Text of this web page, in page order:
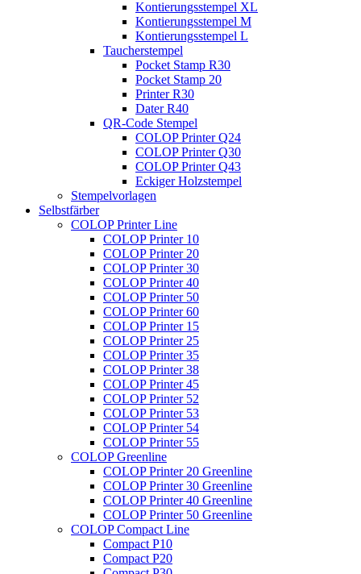
Kontierungsstempel XL
Kontierungsstempel M
Kontierungsstempel L
Taucherstempel
Pocket Stamp R30
Pocket Stamp 20
Printer R30
Dater R40
QR-Code Stempel
COLOP Printer Q24
COLOP Printer Q30
COLOP Printer Q43
Eckiger Holzstempel
Stempelvorlagen
Selbstfärber
COLOP Printer Line
COLOP Printer 10
COLOP Printer 20
COLOP Printer 30
COLOP Printer 40
COLOP Printer 50
COLOP Printer 60
COLOP Printer 15
COLOP Printer 25
COLOP Printer 35
COLOP Printer 38
COLOP Printer 45
COLOP Printer 52
COLOP Printer 53
COLOP Printer 54
COLOP Printer 55
COLOP Greenline
COLOP Printer 20 Greenline
COLOP Printer 30 Greenline
COLOP Printer 40 Greenline
COLOP Printer 50 Greenline
COLOP Compact Line
Compact P10
Compact P20